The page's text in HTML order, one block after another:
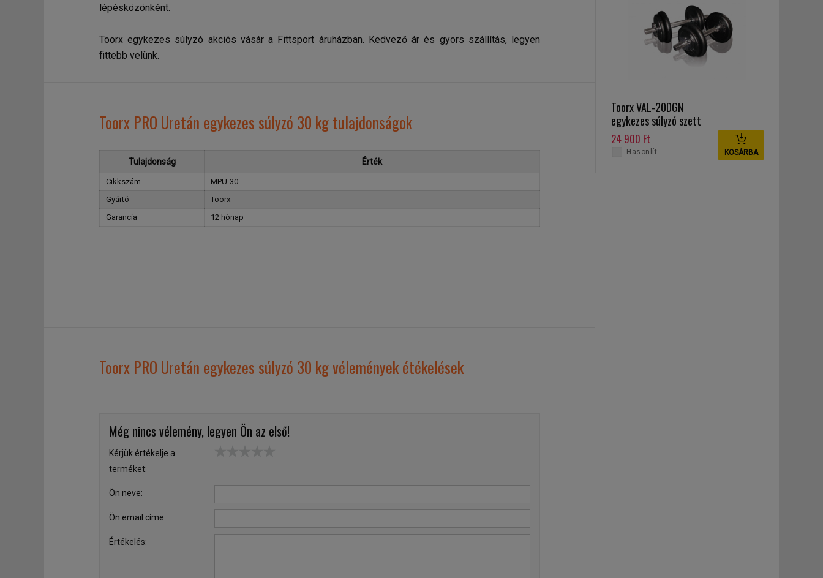
lépésközönként.
Toorx egykezes súlyzó akciós vásár a Fittsport áruházban. Kedvező ár és gyors szállítás, legyen
fittebb velünk.
Toorx PRO Uretán egykezes súlyzó 30 kg tulajdonságok
Tulajdonság Érték
Cikkszám
MPU-30
Gyártó
Toorx
Garancia
12 hónap
Toorx PRO Uretán egykezes súlyzó 30 kg vélemények étékelések
Még nincs vélemény, legyen Ön az első!
Kérjük értékelje a
terméket:
Ön neve:
Ön email címe:
Értékelés:
Toorx VAL-20DGN
egykezes súlyzó szett
20 kg
24 900 Ft
KOSÁRBA
Hasonlít